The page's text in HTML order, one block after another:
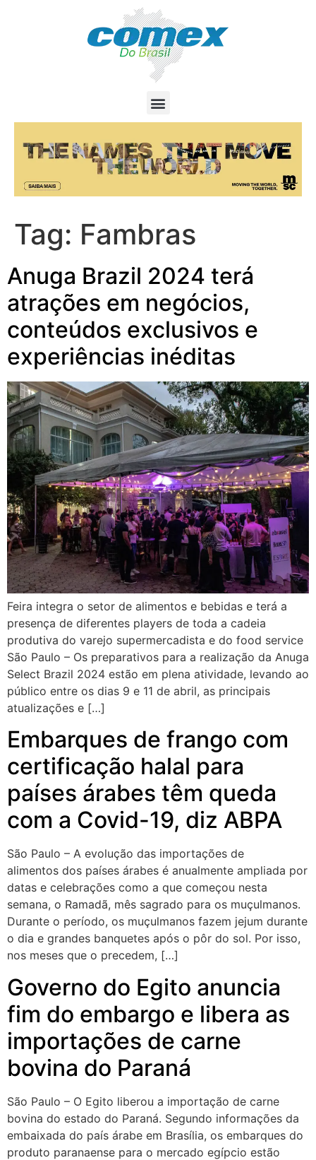
Tag: Fambras
Anuga Brazil 2024 terá
atrações em negócios,
conteúdos exclusivos e
experiências inéditas
Feira integra o setor de alimentos e bebidas e terá a
presença de diferentes players de toda a cadeia
produtiva do varejo supermercadista e do food service
São Paulo – Os preparativos para a realização da Anuga
Select Brazil 2024 estão em plena atividade, levando ao
público entre os dias 9 e 11 de abril, as principais
atualizações e […]
Embarques de frango com
certificação halal para
países árabes têm queda
com a Covid-19, diz ABPA
São Paulo – A evolução das importações de
alimentos dos países árabes é anualmente ampliada por
datas e celebrações como a que começou nesta
semana, o Ramadã, mês sagrado para os muçulmanos.
Durante o período, os muçulmanos fazem jejum durante
o dia e grandes banquetes após o pôr do sol. Por isso,
nos meses que o precedem, […]
Governo do Egito anuncia
fim do embargo e libera as
importações de carne
bovina do Paraná
São Paulo – O Egito liberou a importação de carne
bovina do estado do Paraná. Segundo informações da
embaixada do país árabe em Brasília, os embarques do
produto paranaense para o mercado egípcio estão